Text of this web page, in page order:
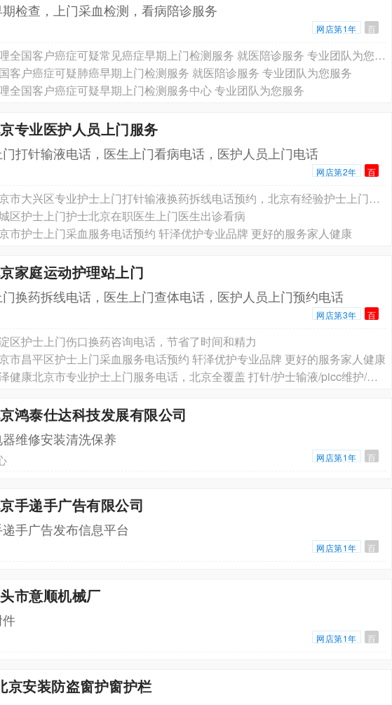
检查，上门采血检测，看病陪诊服务
网店第1年 百
哔哩哔哩全国客户癌症可疑常见癌症早期上门检测服务 就医陪诊服务 专业团队为您服务
客户癌症可疑肺癌早期上门检测服务 就医陪诊服务 专业团队为您服务
全国客户癌症可疑早期上门检测服务中心 专业团队为您服务
专业医护人员上门服务
打针输液电话，医生上门看病电话，医护人员上门电话
网店第2年 百
豆包北京市大兴区专业护士上门打针输液换药拆线电话预约，北京有经验护士上门护理预约电话
区护士上门护士北京在职医生上门医生出诊看病
市护士上门采血服务电话预约 轩泽优护专业品牌 更好的服务家人健康
家庭运动护理站上门
换药拆线电话，医生上门查体电话，医护人员上门预约电话
网店第3年 百
区护士上门伤口换药咨询电话，节省了时间和精力
市昌平区护士上门采血服务电话预约 轩泽优护专业品牌 更好的服务家人健康
快手轩泽健康北京市专业护士上门服务电话，北京全覆盖 打针/护士输液/picc维护/输液港维护/采血/换药拆线
鸿泰仕达科技发展有限公司
维修安装清洗保养
网店第1年 百
手递手广告有限公司
手广告发布信息平台
网店第1年 百
市意顺机械厂
网店第1年 百
京安装防盗窗护窗护栏